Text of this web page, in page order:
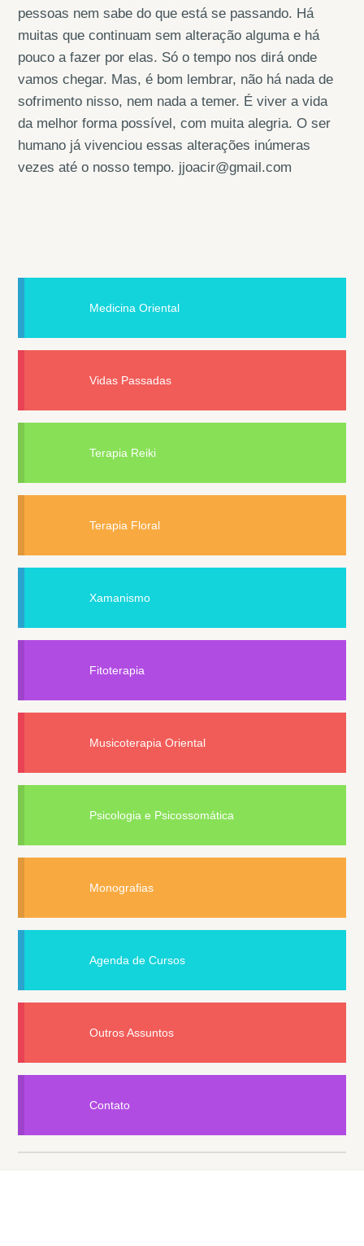
pessoas nem sabe do que está se passando. Há
muitas que continuam sem alteração alguma e há
pouco a fazer por elas. Só o tempo nos dirá onde
vamos chegar. Mas, é bom lembrar, não há nada de
sofrimento nisso, nem nada a temer. É viver a vida
da melhor forma possível, com muita alegria. O ser
humano já vivenciou essas alterações inúmeras
vezes até o nosso tempo. jjoacir@gmail.com
Medicina Oriental
Vidas Passadas
Terapia Reiki
Terapia Floral
Xamanismo
Fitoterapia
Musicoterapia Oriental
Psicologia e Psicossomática
Monografias
Agenda de Cursos
Outros Assuntos
Contato